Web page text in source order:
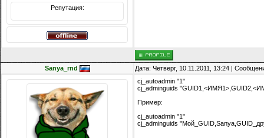
Репутация:
Sanya_rnd Дата: Четверг, 10.11.2011, 13:24 |
cj_autoadmin "1"
cj_adminguids
Пример:
cj_autoadmin "1"
cj_adminguids